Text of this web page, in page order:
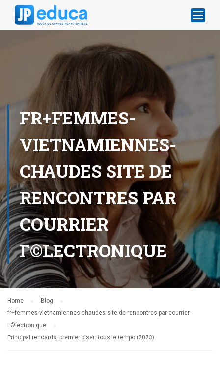
FR+FEMMES-
VIETNAMIENNES-
CHAUDES SITE DE
RENCONTRES PAR
COURRIER
Г©LECTRONIQUE
Home
Blog
fr+femmes-vietnamiennes-chaudes site de rencontres par courrier
Г©lectronique
Principal rencards, premier biser: tous le tempo (2023)